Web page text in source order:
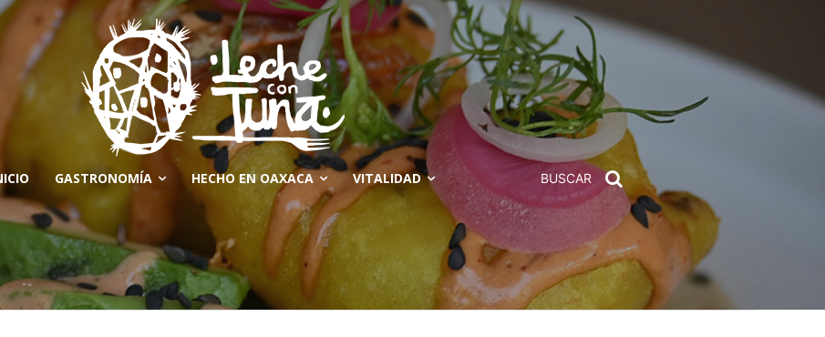
GASTRONOMÍA HECHO EN OAXACA VITALIDAD BUSCAR